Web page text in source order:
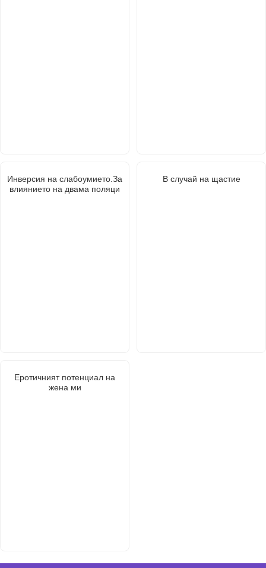
Инверсия на слабоумието.За
влиянието на двама поляци
В случай на щастие
Еротичният потенциал на
жена ми